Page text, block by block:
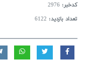
کدخبر: 2976
تعداد بازدید: 6122